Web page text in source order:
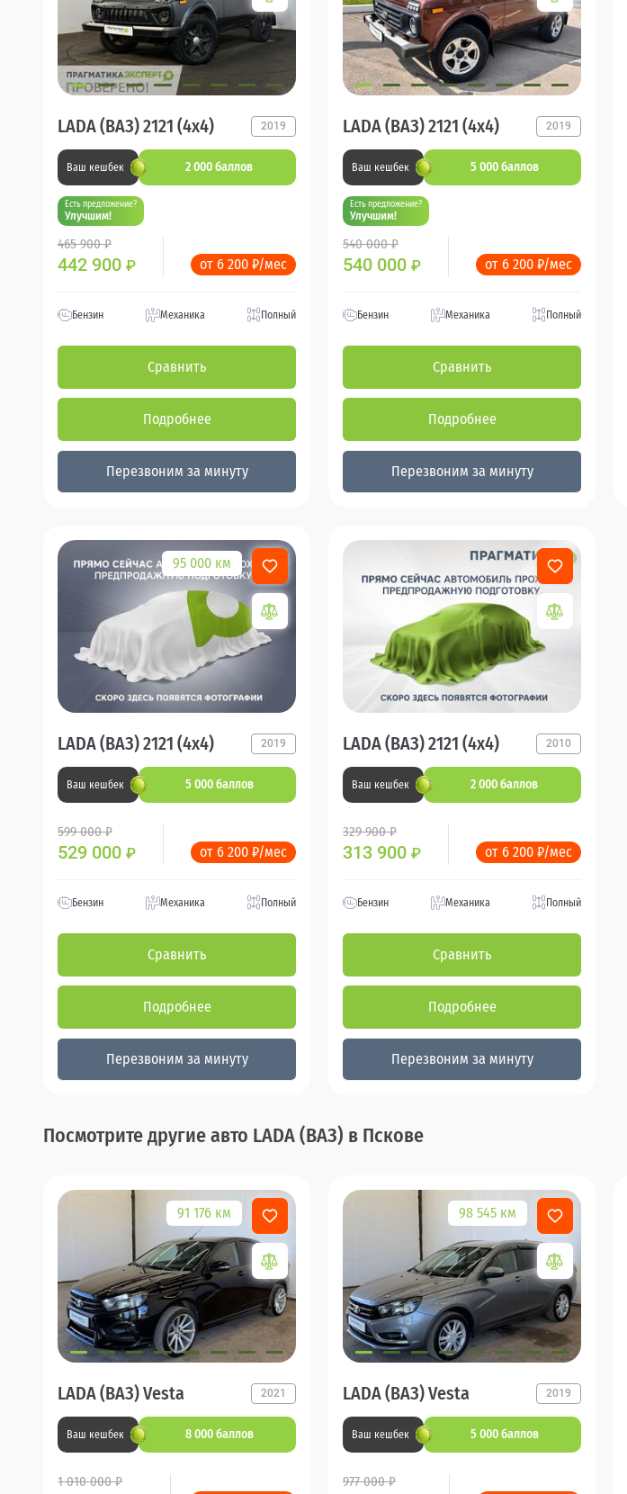
LADA (ВАЗ) 2121 (4x4) 2019
Ваш кешбек 2 000 баллов
Есть предложение?
Улучшим!
465 900 ₽
442 900 ₽ от 6 200 ₽/мес
Бензин Механика Полный
Сравнить
Подробнее
Перезвоним за минуту
LADA (ВАЗ) 2121 (4x4) 2019
Ваш кешбек 5 000 баллов
Есть предложение?
Улучшим!
540 000 ₽
540 000 ₽ от 6 200 ₽/мес
Бензин Механика Полный
Сравнить
Подробнее
Перезвоним за минуту
95 000 км
LADA (ВАЗ) 2121 (4x4) 2019
Ваш кешбек 5 000 баллов
599 000 ₽
529 000 ₽ от 6 200 ₽/мес
Бензин Механика Полный
Сравнить
Подробнее
Перезвоним за минуту
LADA (ВАЗ) 2121 (4x4) 2010
Ваш кешбек 2 000 баллов
329 900 ₽
313 900 ₽ от 6 200 ₽/мес
Бензин Механика Полный
Сравнить
Подробнее
Перезвоним за минуту
Посмотрите другие авто LADA (ВАЗ) в Пскове
91 176 км
LADA (ВАЗ) Vesta 2021
Ваш кешбек 8 000 баллов
1 010 000 ₽
98 545 км
LADA (ВАЗ) Vesta 2019
Ваш кешбек 5 000 баллов
977 000 ₽